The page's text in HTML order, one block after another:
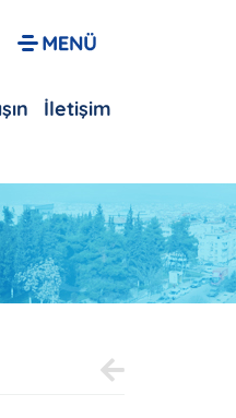
İletişim